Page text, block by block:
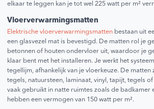
elkaar te leggen kan je tot wel 225 watt per m²
Vloerverwarmingsmatten
Elektrische vloerverwarmingsmatten bestaan uit
een glasvezel mat is bevestigd. De matten rol je
betonnen of houten ondervloer uit, waardoor je
klaar bent met het installeren. Je werkt het
tegellijm, afhankelijk van je vloerkeuze. De matten
tegels, natuursteen, laminaat, vinyl, tapijt, tegels
vaak gebruikt in natte ruimtes zoals de badkamer
hebben een vermogen van 150 watt per m².